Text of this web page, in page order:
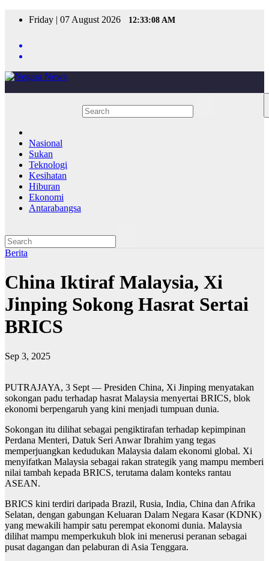
Friday | 07 August 2026 12:33:08 AM
Nasional
Sukan
Teknologi
Kesihatan
Hiburan
Ekonomi
Antarabangsa
Berita
China Iktiraf Malaysia, Xi
Jinping Sokong Hasrat Sertai
BRICS
Sep 3, 2025
PUTRAJAYA, 3 Sept — Presiden China, Xi Jinping menyatakan
sokongan padu terhadap hasrat Malaysia menyertai BRICS, blok
ekonomi berpengaruh yang kini menjadi tumpuan dunia.
Sokongan itu dilihat sebagai pengiktirafan terhadap kepimpinan
Perdana Menteri, Datuk Seri Anwar Ibrahim yang tegas
memperjuangkan kedudukan Malaysia dalam ekonomi global. Xi
menyifatkan Malaysia sebagai rakan strategik yang mampu memberi
nilai tambah kepada BRICS, terutama dalam konteks rantau
ASEAN.
BRICS kini terdiri daripada Brazil, Rusia, India, China dan Afrika
Selatan, dengan gabungan Keluaran Dalam Negara Kasar (KDNK)
yang mewakili hampir satu perempat ekonomi dunia. Malaysia
dilihat mampu memperkukuh blok ini menerusi peranan sebagai
pusat dagangan dan pelaburan di Asia Tenggara.